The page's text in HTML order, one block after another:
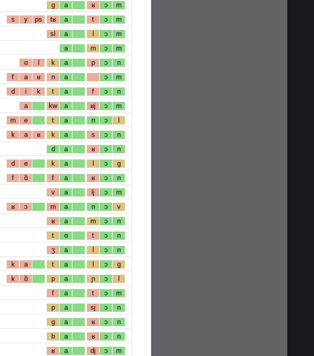
g a ʁ ɔ m
s y ps tʁ a t ɔ m
sl a l ɔ m
a m ɔ m
ɑ l k a p ɔ n
f a ʁ n a ɔ m
d i k t a f ɔ n
a kw a ʁj ɔ m
m e t a n ɔ l
k a ʁ k a s ɔ n
d a ʁ ɔ n
d e k a l ɔ g
f ɑ̃ f a ʁ ɔ n
v a lj ɔ m
ʁ ɔ m a n ɔ v
ʁ a m ɔ n
t ɑ t ɔ n
ʒ a l ɔ n
k a t a l ɔ g
k ɑ̃ p a ɲ ɔ l
f a t ɔ m
p a sj ɔ n
g a ʁ ɔ n
b a ʁ ɔ n
ʁ a dj ɔ m